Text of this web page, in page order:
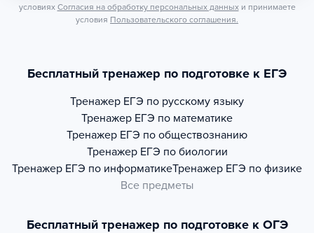
условиях Согласия на обработку персональных данных и принимаете
условия Пользовательского соглашения.
Бесплатный тренажер по подготовке к ЕГЭ
Тренажер ЕГЭ по русскому языку
Тренажер ЕГЭ по математике
Тренажер ЕГЭ по обществознанию
Тренажер ЕГЭ по биологии
Тренажер ЕГЭ по информатикеТренажер ЕГЭ по физике
Все предметы
Бесплатный тренажер по подготовке к ОГЭ